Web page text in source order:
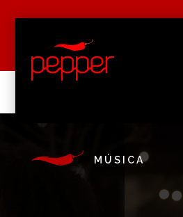
MÚSICA